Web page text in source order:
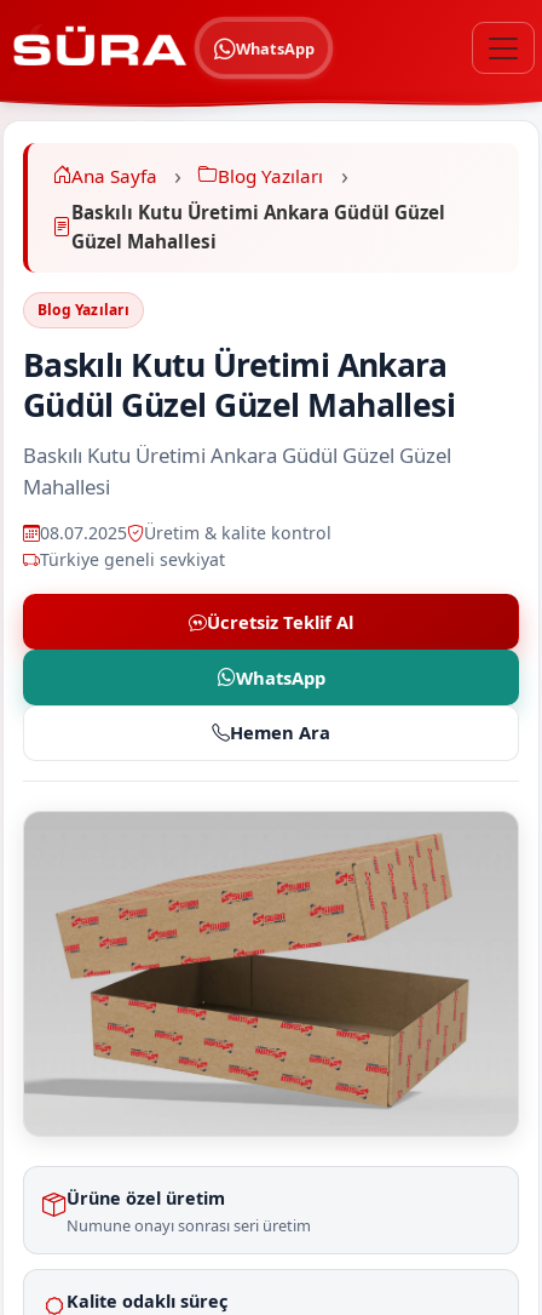
WhatsApp
Ana Sayfa
Blog Yazıları
Baskılı Kutu Üretimi Ankara Güdül Güzel
Güzel Mahallesi
Blog Yazıları
Baskılı Kutu Üretimi Ankara
Güdül Güzel Güzel Mahallesi
Baskılı Kutu Üretimi Ankara Güdül Güzel Güzel
Mahallesi
08.07.2025
Üretim & kalite kontrol
Türkiye geneli sevkiyat
Ücretsiz Teklif Al
WhatsApp
Hemen Ara
Ürüne özel üretim
Numune onayı sonrası seri üretim
Kalite odaklı süreç